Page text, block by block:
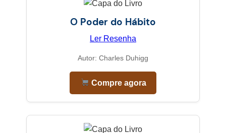
O Poder do Hábito
Ler Resenha
Autor: Charles Duhigg
Compre agora